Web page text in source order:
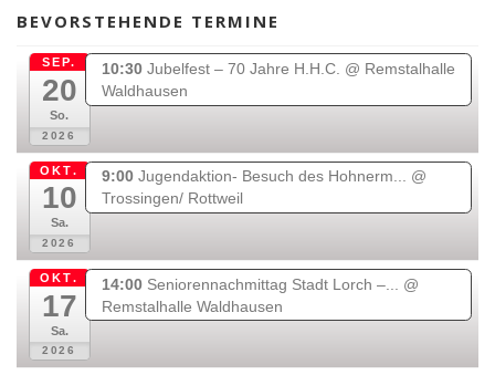
e
o
t
g
r
m
l
e
p
c
a
r
t
b
BEVORSTEHENDE TERMINE
SEP.
20
So.
2026
10:30 Jubelfest – 70 Jahre H.H.C. @ Remstalhalle
Waldhausen
OKT.
10
Sa.
2026
9:00 Jugendaktion- Besuch des Hohnerm... @
Trossingen/ Rottweil
OKT.
17
Sa.
2026
14:00 Seniorennachmittag Stadt Lorch –... @
Remstalhalle Waldhausen